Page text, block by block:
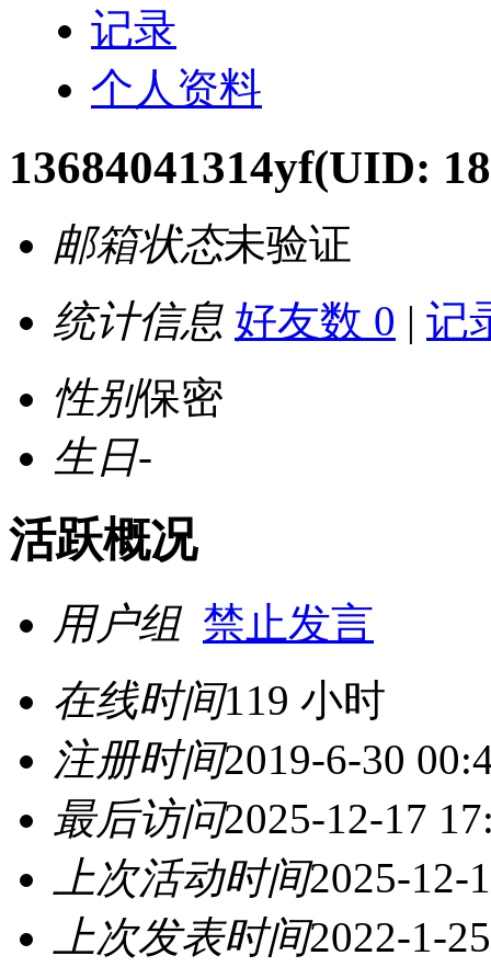
记录
个人资料
13684041314yf(UID:
邮箱状态未验证
统计信息 好友数 0 | 记
性别保密
生日-
活跃概况
用户组 禁止发言
在线时间119 小时
注册时间2019-6-30
最后访问2025-12-17
上次活动时间2025-12-
上次发表时间2022-1-